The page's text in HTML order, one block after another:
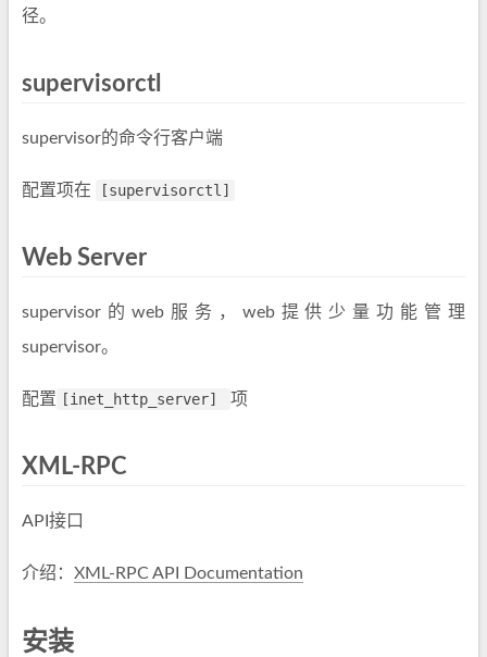
径。
supervisorctl
supervisor的命令行客户端
配置项在 [supervisorctl]
Web Server
supervisor的web服务，web提供少量功能管理
supervisor。
配置 [inet_http_server] 项
XML-RPC
API接口
介绍： XML-RPC API Documentation
安装